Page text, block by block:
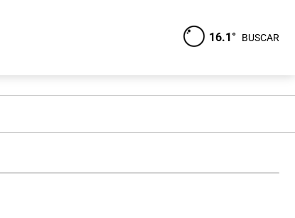
16.1° BUSCAR